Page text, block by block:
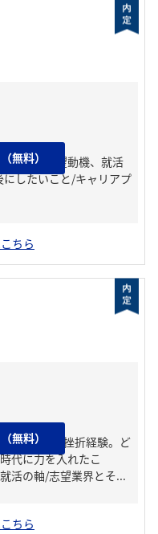
と）、志望動機、就活
したいこと/キャリアプ
無料）
ちら
中で大きな挫折経験。ど
代に力を入れたこ
活の軸/志望業界とそ...
無料）
ちら